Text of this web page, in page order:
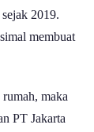
2019.
membuat
maka
PT Jakarta